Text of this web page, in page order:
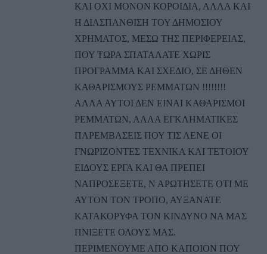
ΚΑΙ ΟΧΙ ΜΟΝΟΝ ΚΟΡΟΙΔΙΑ, ΑΛΛΑ ΚΑΙ
Η ΔΙΑΣΠΑΝΘΙΣΗ ΤΟΥ ΔΗΜΟΣΙΟΥ
ΧΡΗΜΑΤΟΣ, ΜΕΣΩ ΤΗΣ ΠΕΡΙΦΕΡΕΙΑΣ,
ΠΟΥ ΤΩΡΑ ΣΠΑΤΑΛΑΤΕ ΧΩΡΙΣ
ΠΡΟΓΡΑΜΜΑ ΚΑΙ ΣΧΕΔΙΟ, ΣΕ ΔΗΘΕΝ
ΚΑΘΑΡΙΣΜΟΥΣ ΡΕΜΜΑΤΩΝ !!!!!!!!
ΑΛΛΑ ΑΥΤΟΙ ΔΕΝ ΕΙΝΑΙ ΚΑΘΑΡΙΣΜΟΙ
ΡΕΜΜΑΤΩΝ, ΑΛΛΑ ΕΓΚΛΗΜΑΤΙΚΕΣ
ΠΑΡΕΜΒΑΣΕΙΣ ΠΟΥ ΤΙΣ ΛΕΝΕ ΟΙ
ΓΝΩΡΙΖΟΝΤΕΣ ΤΕΧΝΙΚΑ ΚΑΙ ΤΕΤΟΙΟΥ
ΕΙΔΟΥΣ ΕΡΓΑ ΚΑΙ ΘΑ ΠΡΕΠΕΙ
ΝΑΠΡΟΣΕΞΕΤΕ, Ν ΑΡΩΤΗΣΕΤΕ ΟΤΙ ΜΕ
ΑΥΤΟΝ ΤΟΝ ΤΡΟΠΟ, ΑΥΞΑΝΑΤΕ
ΚΑΤΑΚΟΡΥΦΑ ΤΟΝ ΚΙΝΔΥΝΟ ΝΑ ΜΑΣ
ΠΝΙΞΕΤΕ ΟΛΟΥΣ ΜΑΣ.
ΠΕΡΙΜΕΝΟΥΜΕ ΑΠΟ ΚΑΠΟΙΟΝ ΠΟΥ